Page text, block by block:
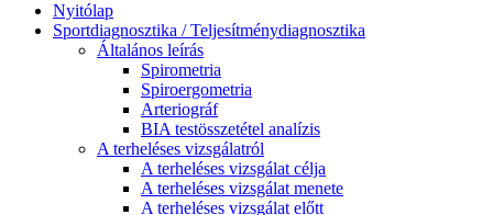
Nyitólap
Sportdiagnosztika / Teljesítménydiagnosztika
Általános leírás
Spirometria
Spiroergometria
Arteriográf
BIA testösszetétel analízis
A terheléses vizsgálatról
A terheléses vizsgálat célja
A terheléses vizsgálat menete
A terheléses vizsgálat előtt